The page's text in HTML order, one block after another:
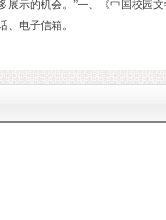
展示的机会。”一、《中国校园
、电子信箱。